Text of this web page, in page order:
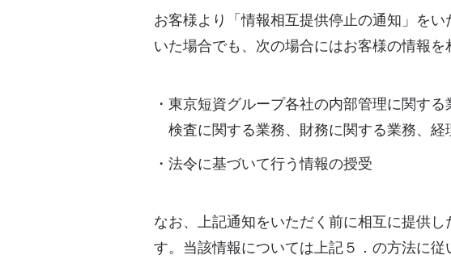
お客様より「情報相互提供停止の通知」を
いた場合でも、次の場合にはお客様の情報
・東京短資グループ各社の内部管理に関す
検査に関する業務、財務に関する業務、
・法令に基づいて行う情報の授受
なお、上記通知をいただく前に相互に提供
す。当該情報については上記５．の方法に従